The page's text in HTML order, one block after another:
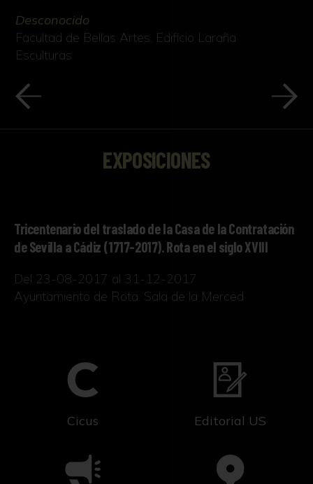
Desconocido
Facultad de Bellas Artes. Edificio Laraña
Esculturas
EXPOSICIONES
Tricentenario del traslado de la Casa de la Contratación
de Sevilla a Cádiz (1717-2017). Rota en el siglo XVIII
Del 23-08-2017 al 31-12-2017
Ayuntamiento de Rota. Sala de la Merced
Cicus Editorial US